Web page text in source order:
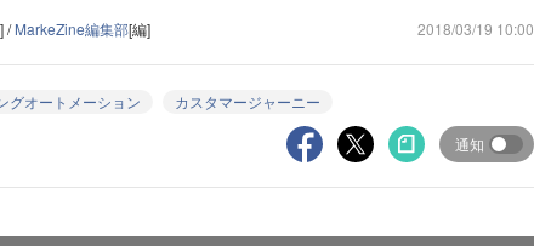
/MarkeZine編集部[編] 2018/03/19 10:00
グオートメーション カスタマージャーニー
通知